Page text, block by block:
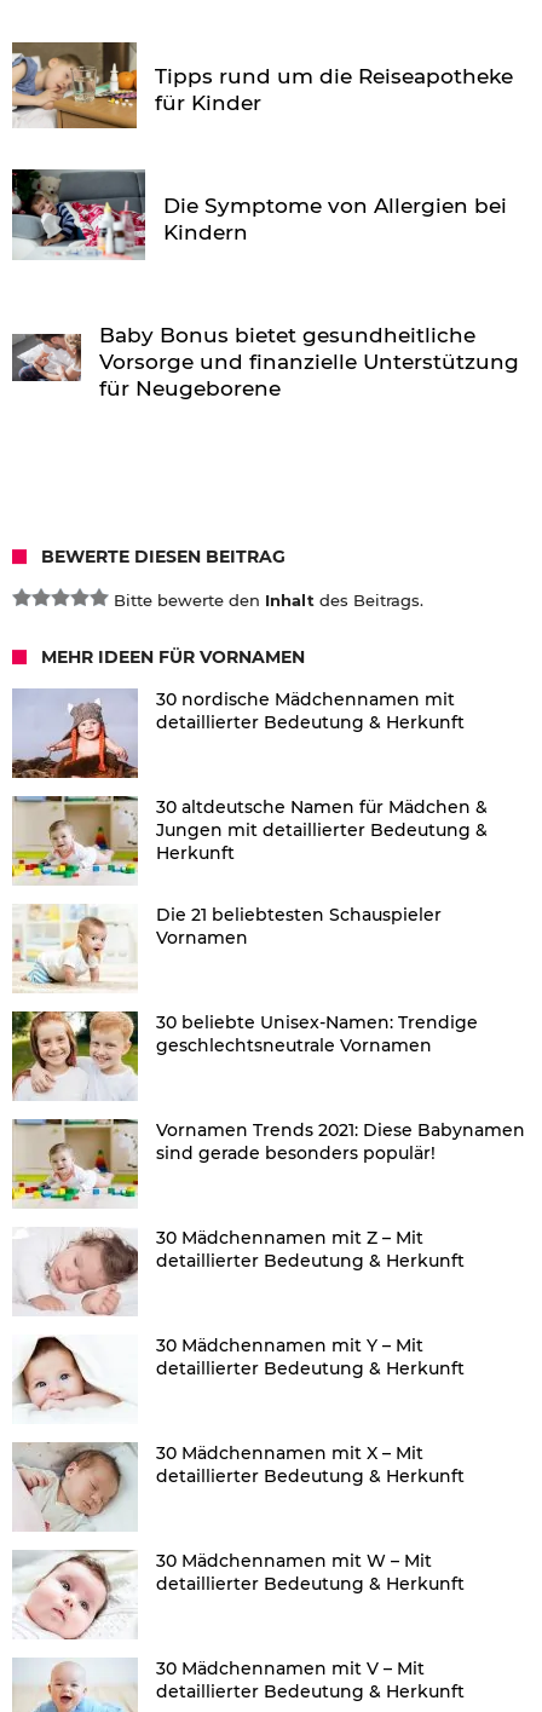
Tipps rund um die Reiseapotheke
für Kinder
Die Symptome von Allergien bei
Kindern
Baby Bonus bietet gesundheitliche
Vorsorge und finanzielle Unterstützung
für Neugeborene
BEWERTE DIESEN BEITRAG
Bitte bewerte den Inhalt des Beitrags.
MEHR IDEEN FÜR VORNAMEN
30 nordische Mädchennamen mit
detaillierter Bedeutung & Herkunft
30 altdeutsche Namen für Mädchen &
Jungen mit detaillierter Bedeutung &
Herkunft
Die 21 beliebtesten Schauspieler
Vornamen
30 beliebte Unisex-Namen: Trendige
geschlechtsneutrale Vornamen
Vornamen Trends 2021: Diese Babynamen
sind gerade besonders populär!
30 Mädchennamen mit Z – Mit
detaillierter Bedeutung & Herkunft
30 Mädchennamen mit Y – Mit
detaillierter Bedeutung & Herkunft
30 Mädchennamen mit X – Mit
detaillierter Bedeutung & Herkunft
30 Mädchennamen mit W – Mit
detaillierter Bedeutung & Herkunft
30 Mädchennamen mit V – Mit
detaillierter Bedeutung & Herkunft